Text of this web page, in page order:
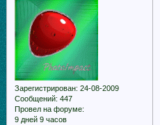
Зарегистрирован: 24-08-2009
Сообщений: 447
Провел на форуме:
9 дней 9 часов